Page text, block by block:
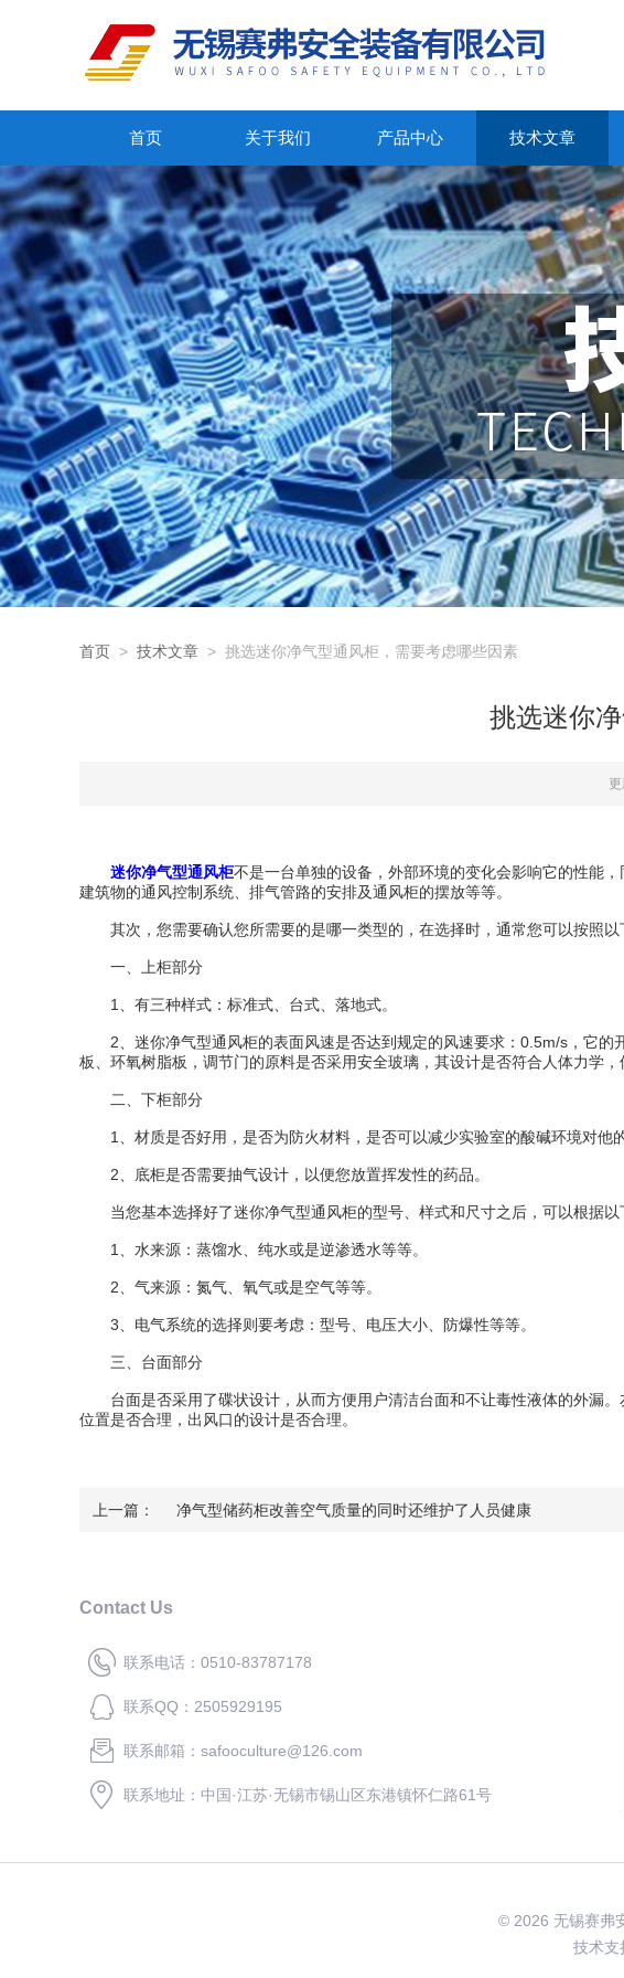
首页 关于我们 产品中心 技术文章
首页 > 技术文章 > 挑选迷你净气型通风柜，需要考虑哪些因素
挑选迷你
迷你净气型通风柜不是一台单独的设备，外部环境的变化会影响它的性能
建筑物的通风控制系统、排气管路的安排及通风柜的摆放等等。
其次，您需要确认您所需要的是哪一类型的，在选择时，通常您可以按照以
一、上柜部分
1、有三种样式：标准式、台式、落地式。
2、迷你净气型通风柜的表面风速是否达到规定的风速要求：0.5m/s，它的
板、环氧树脂板，调节门的原料是否采用安全玻璃，其设计是否符合人体力学，
二、下柜部分
1、材质是否好用，是否为防火材料，是否可以减少实验室的酸碱环境对他
2、底柜是否需要抽气设计，以便您放置挥发性的药品。
当您基本选择好了迷你净气型通风柜的型号、样式和尺寸之后，可以根据以
1、水来源：蒸馏水、纯水或是逆渗透水等等。
2、气来源：氮气、氧气或是空气等等。
3、电气系统的选择则要考虑：型号、电压大小、防爆性等等。
三、台面部分
台面是否采用了碟状设计，从而方便用户清洁台面和不让毒性液体的外漏。
位置是否合理，出风口的设计是否合理。
上一篇： 净气型储药柜改善空气质量的同时还维护了人员健康
Contact Us
联系电话：0510-83787178
联系QQ：2505929195
联系邮箱：safooculture@126.com
联系地址：中国·江苏·无锡市锡山区东港镇怀仁路61号
© 2026 无锡赛弗
技术